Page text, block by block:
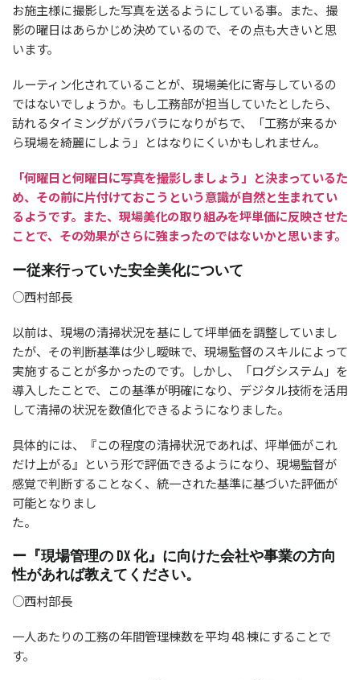
お施主様に撮影した写真を送るようにしている事。また、撮
影の曜日はあらかじめ決めているので、その点も大きいと思
います。
ルーティン化されていることが、現場美化に寄与しているの
ではないでしょうか。もし工務部が担当していたとしたら、
訪れるタイミングがバラバラになりがちで、「工務が来るか
ら現場を綺麗にしよう」とはなりにくいかもしれません。
「何曜日と何曜日に写真を撮影しましょう」と決まっているた
め、その前に片付けておこうという意識が自然と生まれてい
るようです。また、現場美化の取り組みを坪単価に反映させた
ことで、その効果がさらに強まったのではないかと思います。
ー従来行っていた安全美化について
○西村部長
以前は、現場の清掃状況を基にして坪単価を調整していまし
たが、その判断基準は少し曖昧で、現場監督のスキルによって
実施することが多かったのです。しかし、「ログシステム」を
導入したことで、この基準が明確になり、デジタル技術を活用
して清掃の状況を数値化できるようになりました。
具体的には、『この程度の清掃状況であれば、坪単価がこれ
だけ上がる』という形で評価できるようになり、現場監督が
感覚で判断することなく、統一された基準に基づいた評価が
可能となりまし
た。
ー『現場管理の DX 化』に向けた会社や事業の方向
性があれば教えてください。
○西村部長
一人あたりの工務の年間管理棟数を平均 48 棟にすることで
す。